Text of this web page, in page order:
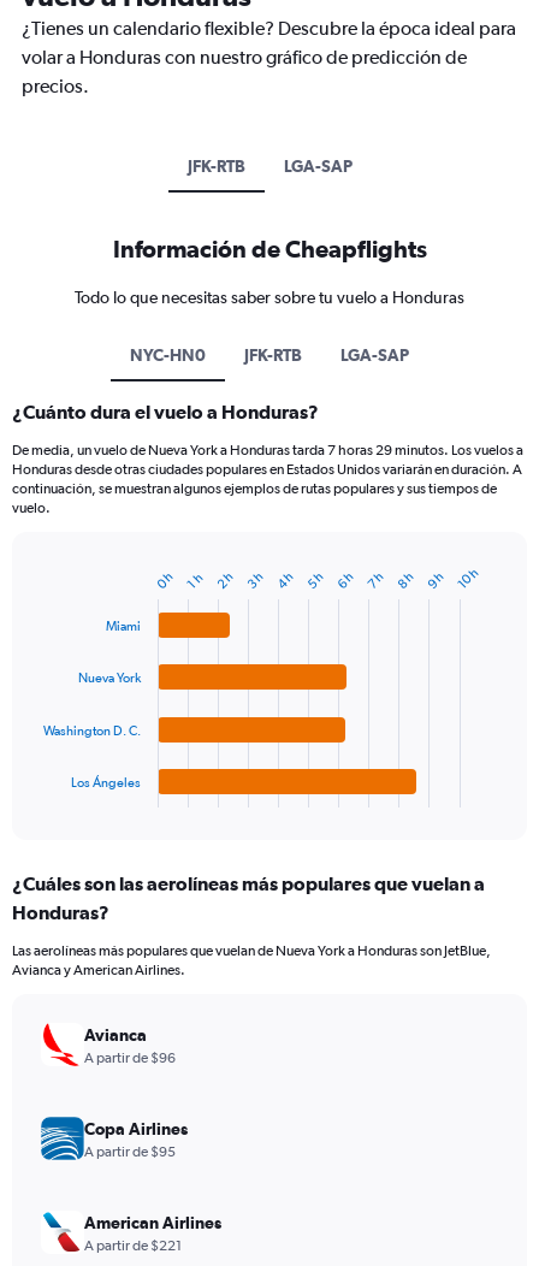
¿Tienes un calendario flexible? Descubre la época ideal para
volar a Honduras con nuestro gráfico de predicción de
precios.
JFK-RTB LGA-SAP
Información de Cheapflights
Todo lo que necesitas saber sobre tu vuelo a Honduras
NYC-HN0 JFK-RTB LGA-SAP
¿Cuánto dura el vuelo a Honduras?
De media, un vuelo de Nueva York a Honduras tarda 7 horas 29 minutos. Los vuelos a
Honduras desde otras ciudades populares en Estados Unidos variarán en duración. A
continuación, se muestran algunos ejemplos de rutas populares y sus tiempos de
vuelo.
chart
Range:
4
The
chart
values.
Range:
600.
Miami
Nueva York
Washington D. C.
Los Ángeles
0 h 1 h 2 h 3 h 4 h 5 h 6 h 7 h 8 h 9 h 10 h
¿Cuáles son las aerolíneas más populares que vuelan a
Honduras?
Las aerolíneas más populares que vuelan de Nueva York a Honduras son JetBlue,
Avianca y American Airlines.
Avianca
A partir de $96
Copa Airlines
A partir de $95
American Airlines
A partir de $221